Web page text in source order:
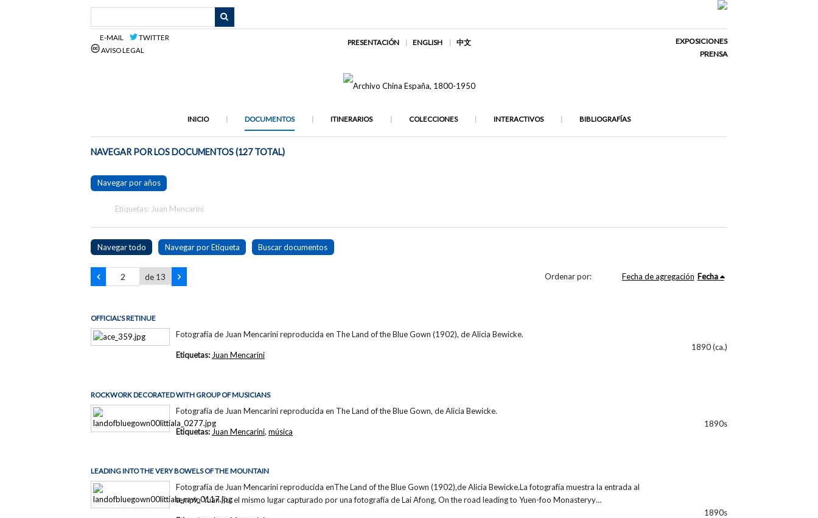
E-MAIL
TWITTER
AVISO LEGAL
PRESENTACIÓN ENGLISH 中文
EXPOSICIONES
PRENSA
INICIO DOCUMENTOS ITINERARIOS COLECCIONES INTERACTIVOS BIBLIOGRAFÍAS
NAVEGAR POR LOS DOCUMENTOS (127 TOTAL)
Navegar por años
Etiquetas: Juan Mencarini
Navegar todo Navegar por Etiqueta Buscar documentos
de 13 Ordenar por: Fecha de agregación Fecha
OFFICIAL'S RETINUE
Fotografía de Juan Mencarini reproducida en The Land of the Blue Gown (1902), de Alicia Bewicke.
1890 (ca.)
Etiquetas: Juan Mencarini
ROCKWORK DECORATED WITH GROUP OF MUSICIANS
Fotografía de Juan Mencarini reproducida en The Land of the Blue Gown, de Alicia Bewicke.
1890s
Etiquetas: Juan Mencarini, música
LEADING INTO THE VERY BOWELS OF THE MOUNTAIN
Fotografía de Juan Mencarini reproducida enThe Land of the Blue Gown (1902),de Alicia Bewicke.La fotografía muestra la entrada al
templo Yuan Fu, el mismo lugar capturado por una fotografía de Lai Afong, On the road leading to Yuen-foo Monasteryy…
1890s